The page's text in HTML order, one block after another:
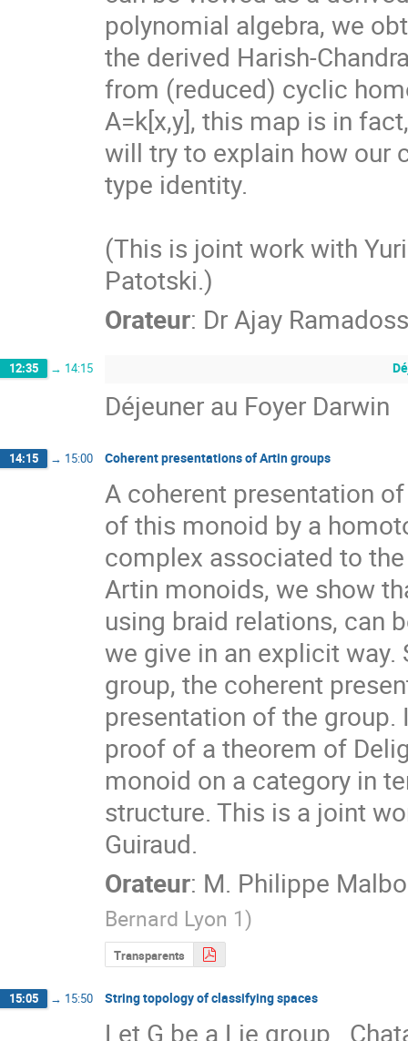
polynomial algebra, we
the derived Harish-
from (reduced) cyclic
A=k[x,y], this map is in
will try to explain how our
type identity.
(This is joint work with
Patotski.)
Orateur: DrAjay Ramadoss
12:35 → 14:15
Déjeuner au Foyer Darwin
14:15 → 15:00 Coherent presentations of Artin groups
A coherent presentation
of this monoid by a
complex associated to
Artin monoids, we show
using braid relations, can
we give in an explicit
group, the coherent
presentation of the
proof of a theorem of
monoid on a category in
structure. This is a joint
Guiraud.
Orateur: M. Philippe
Bernard Lyon 1)
Transparents
15:05 → 15:50 String topology of classifying spaces
Let G be a Lie group.